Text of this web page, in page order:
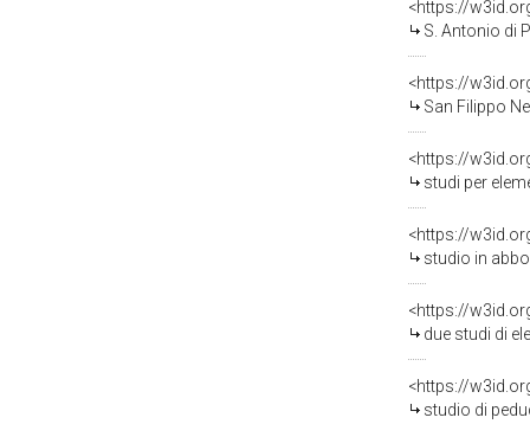
<https://
S. Antonio di
<https://
San Filippo Neri e
<https://
studi per elementi
<https://
studio in abbozzo
<https://
due studi di
<https://
studio di